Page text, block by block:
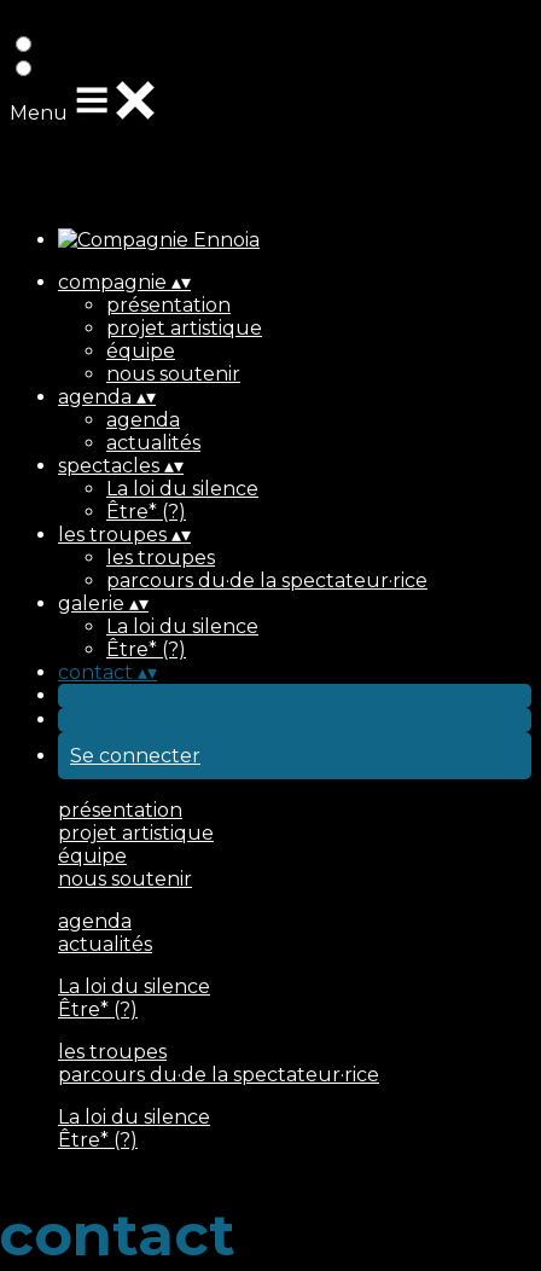
Menu
compagnie ▴▾
présentation
projet artistique
équipe
nous soutenir
agenda ▴▾
agenda
actualités
spectacles ▴▾
La loi du silence
Être* (?)
les troupes ▴▾
les troupes
parcours du·de la spectateur·rice
galerie ▴▾
La loi du silence
Être* (?)
contact ▴▾
Se connecter
présentation
projet artistique
équipe
nous soutenir
agenda
actualités
La loi du silence
Être* (?)
les troupes
parcours du·de la spectateur·rice
La loi du silence
Être* (?)